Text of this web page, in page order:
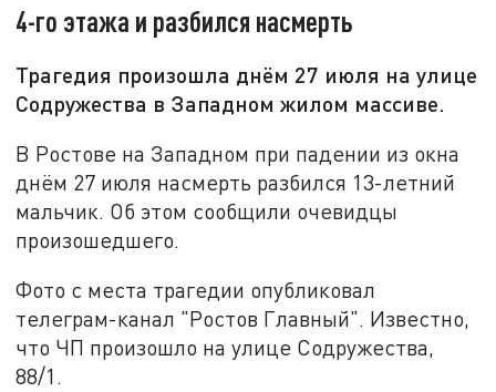
4-го этажа и разбился насмерть
Трагедия произошла днём 27 июля на улице
Содружества в Западном жилом массиве.
В Ростове на Западном при падении из окна
днём 27 июля насмерть разбился 13-летний
мальчик. Об этом сообщили очевидцы
произошедшего.
Фото с места трагедии опубликовал
телеграм-канал "Ростов Главный". Известно,
что ЧП произошло на улице Содружества,
88/1.